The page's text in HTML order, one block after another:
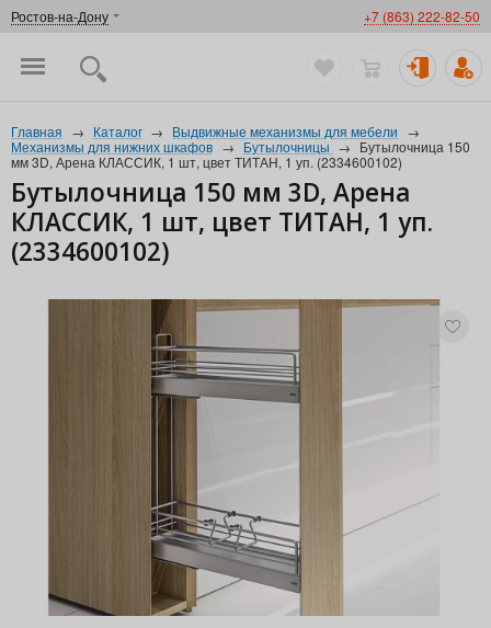
Ростов-на-Дону +7 (863) 222-82-50
Главная → Каталог → Выдвижные механизмы для мебели →
Механизмы для нижних шкафов → Бутылочницы → Бутылочница 150
мм 3D, Арена КЛАССИК, 1 шт, цвет ТИТАН, 1 уп. (2334600102)
Бутылочница 150 мм 3D, Арена
КЛАССИК, 1 шт, цвет ТИТАН, 1 уп.
(2334600102)